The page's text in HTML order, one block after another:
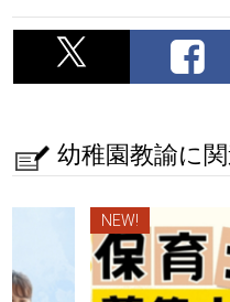
幼稚園教諭に
NEW!